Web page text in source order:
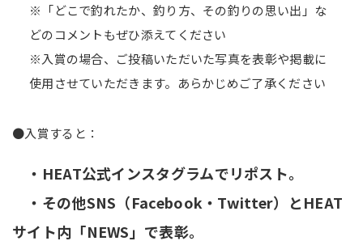
※「どこで釣れたか、釣り方、その釣りの思い出」な
どのコメントもぜひ添えてください
※入賞の場合、ご投稿いただいた写真を表彰や掲載に
使用させていただきます。あらかじめご了承ください
●入賞すると：
・HEAT公式インスタグラムでリポスト。
・その他SNS（Facebook・Twitter）とHEAT
サイト内「NEWS」で表彰。